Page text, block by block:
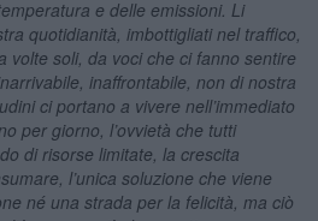
e delle emissioni. Li
quotidianità, imbottigliati nel traffico,
volte soli, da voci che ci fanno sentire
inaffrontabile, non di nostra
ci portano a vivere nell’immediato
per giorno, l’ovvietà che tutti
di risorse limitate, la crescita
l’unica soluzione che viene
né una strada per la felicità, ma ciò